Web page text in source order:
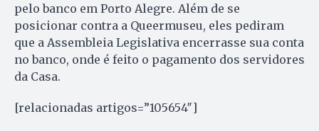
pelo banco em Porto Alegre. Além de se
posicionar contra a Queermuseu, eles pediram
que a Assembleia Legislativa encerrasse sua conta
no banco, onde é feito o pagamento dos servidores
da Casa.
[relacionadas artigos=”105654″]